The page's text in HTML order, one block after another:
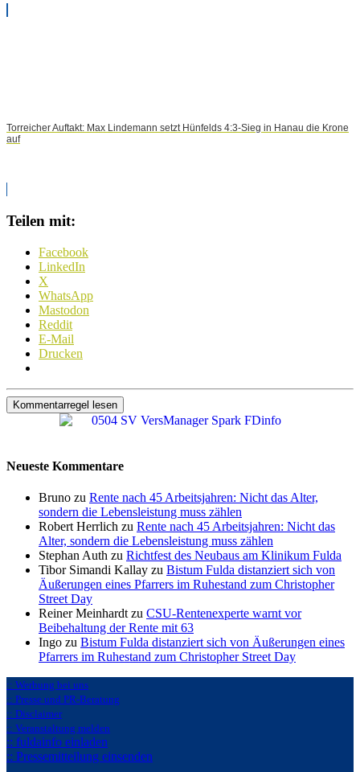
Torreicher Auftakt: Max Lindemann setzt Hünfelds 4:3-Sieg in Hanau die Krone
auf
Teilen mit:
Facebook
LinkedIn
X
WhatsApp
Mastodon
Reddit
E-Mail
Drucken
Kommentarregel lesen
Neueste Kommentare
Bruno zu Rente nach 45 Arbeitsjahren: Nicht das Alter,
sondern die Lebensleistung muss zählen
Robert Herrlich zu Rente nach 45 Arbeitsjahren: Nicht das
Alter, sondern die Lebensleistung muss zählen
Stephan Auth zu Richtfest des Neubaus am Klinikum Fulda
Tibor Simandi Kallay zu Bistum Fulda distanziert sich von
Äußerungen eines Pfarrers im Ruhestand zum Christopher
Street Day
Reiner Meinhardt zu CSU-Rentenexperte warnt vor
Beibehaltung der Rente mit 63
Ingo zu Bistum Fulda distanziert sich von Äußerungen eines
Pfarrers im Ruhestand zum Christopher Street Day
:: Werbung bei uns
:: Presse und PR-Beratung
:: Disclaimer
:: Veranstaltung melden
:: fuldainfo einladen
:: Pressemitteilung einsenden